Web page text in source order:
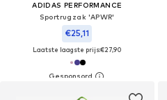
ADIDAS PERFORMANCE
Sportrugzak 'APWR'
€25,11
Laatste laagste prijs:€27,90